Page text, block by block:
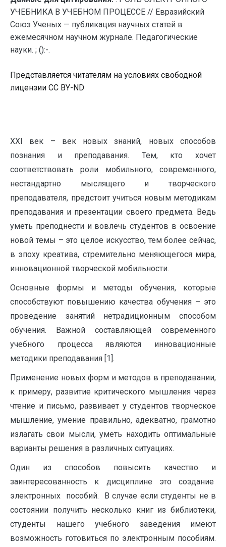
УЧЕБНИКА В УЧЕБНОМ ПРОЦЕССЕ // Евразийский
Союз Ученых — публикация научных статей в
ежемесячном научном журнале. Педагогические
науки. ; ():-.
Представляется читателям на условиях свободной
лицензии CC BY-ND
XXI век – век новых знаний, новых способов
познания и преподавания. Тем, кто хочет
соответствовать роли мобильного, современного,
нестандартно мыслящего и творческого
преподавателя, предстоит учиться новым методикам
преподавания и презентации своего предмета. Ведь
уметь преподнести и вовлечь студентов в освоение
новой темы – это целое искусство, тем более сейчас,
в эпоху креатива, стремительно меняющегося мира,
инновационной творческой мобильности.
Основные формы и методы обучения, которые
способствуют повышению качества обучения – это
проведение занятий нетрадиционным способом
обучения. Важной составляющей современного
учебного процесса являются инновационные
методики преподавания [1].
Применение новых форм и методов в преподавании,
к примеру, развитие критического мышления через
чтение и письмо, развивает у студентов творческое
мышление, умение правильно, адекватно, грамотно
излагать свои мысли, уметь находить оптимальные
варианты решения в различных ситуациях.
Один из способов повысить качество и
заинтересованность к дисциплине это создание
электронных пособий. В случае если студенты не в
состоянии получить несколько книг из библиотеки,
студенты нашего учебного заведения имеют
возможность готовиться по электронным пособиям.